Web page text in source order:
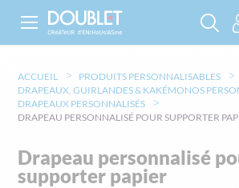
ACCUEIL
PRODUITS PERSONNALISABLES
DRAPEAUX, GUIRLANDES & KAKÉMONOS
DRAPEAUX PERSONNALISÉS
DRAPEAU PERSONNALISÉ POUR SUPPORTER
Drapeau personnalisé
supporter papier